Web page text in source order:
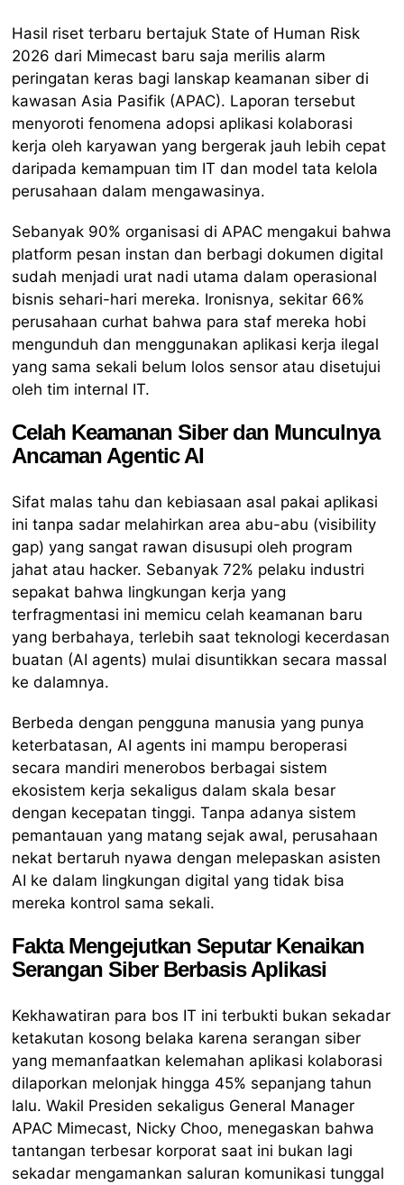
Hasil riset terbaru bertajuk State of Human Risk
2026 dari Mimecast baru saja merilis alarm
peringatan keras bagi lanskap keamanan siber di
kawasan Asia Pasifik (APAC). Laporan tersebut
menyoroti fenomena adopsi aplikasi kolaborasi
kerja oleh karyawan yang bergerak jauh lebih cepat
daripada kemampuan tim IT dan model tata kelola
perusahaan dalam mengawasinya.
Sebanyak 90% organisasi di APAC mengakui bahwa
platform pesan instan dan berbagi dokumen digital
sudah menjadi urat nadi utama dalam operasional
bisnis sehari-hari mereka. Ironisnya, sekitar 66%
perusahaan curhat bahwa para staf mereka hobi
mengunduh dan menggunakan aplikasi kerja ilegal
yang sama sekali belum lolos sensor atau disetujui
oleh tim internal IT.
Celah Keamanan Siber dan Munculnya
Ancaman Agentic AI
Sifat malas tahu dan kebiasaan asal pakai aplikasi
ini tanpa sadar melahirkan area abu-abu (visibility
gap) yang sangat rawan disusupi oleh program
jahat atau hacker. Sebanyak 72% pelaku industri
sepakat bahwa lingkungan kerja yang
terfragmentasi ini memicu celah keamanan baru
yang berbahaya, terlebih saat teknologi kecerdasan
buatan (AI agents) mulai disuntikkan secara massal
ke dalamnya.
Berbeda dengan pengguna manusia yang punya
keterbatasan, AI agents ini mampu beroperasi
secara mandiri menerobos berbagai sistem
ekosistem kerja sekaligus dalam skala besar
dengan kecepatan tinggi. Tanpa adanya sistem
pemantauan yang matang sejak awal, perusahaan
nekat bertaruh nyawa dengan melepaskan asisten
AI ke dalam lingkungan digital yang tidak bisa
mereka kontrol sama sekali.
Fakta Mengejutkan Seputar Kenaikan
Serangan Siber Berbasis Aplikasi
Kekhawatiran para bos IT ini terbukti bukan sekadar
ketakutan kosong belaka karena serangan siber
yang memanfaatkan kelemahan aplikasi kolaborasi
dilaporkan melonjak hingga 45% sepanjang tahun
lalu. Wakil Presiden sekaligus General Manager
APAC Mimecast, Nicky Choo, menegaskan bahwa
tantangan terbesar korporat saat ini bukan lagi
sekadar mengamankan saluran komunikasi tunggal